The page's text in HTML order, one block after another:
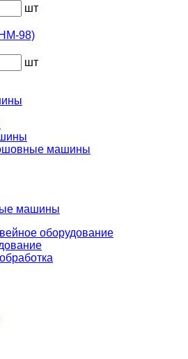
шт
98)
шт
машины
машины
оборудование